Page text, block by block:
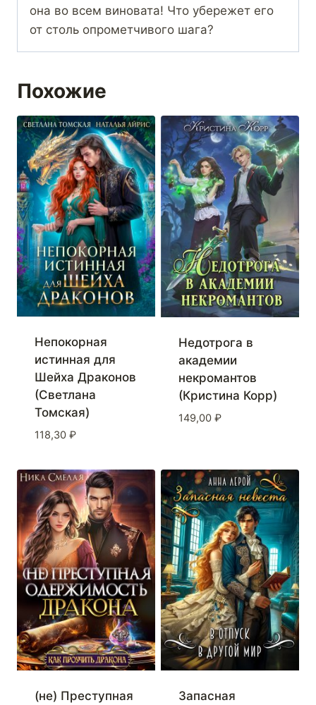
она во всем виновата! Что убережет его
от столь опрометчивого шага?
Похожие
Непокорная
истинная для
Шейха Драконов
(Светлана
Томская)
118,30 ₽
Недотрога в
академии
некромантов
(Кристина Корр)
149,00 ₽
(не) Преступная Запасная